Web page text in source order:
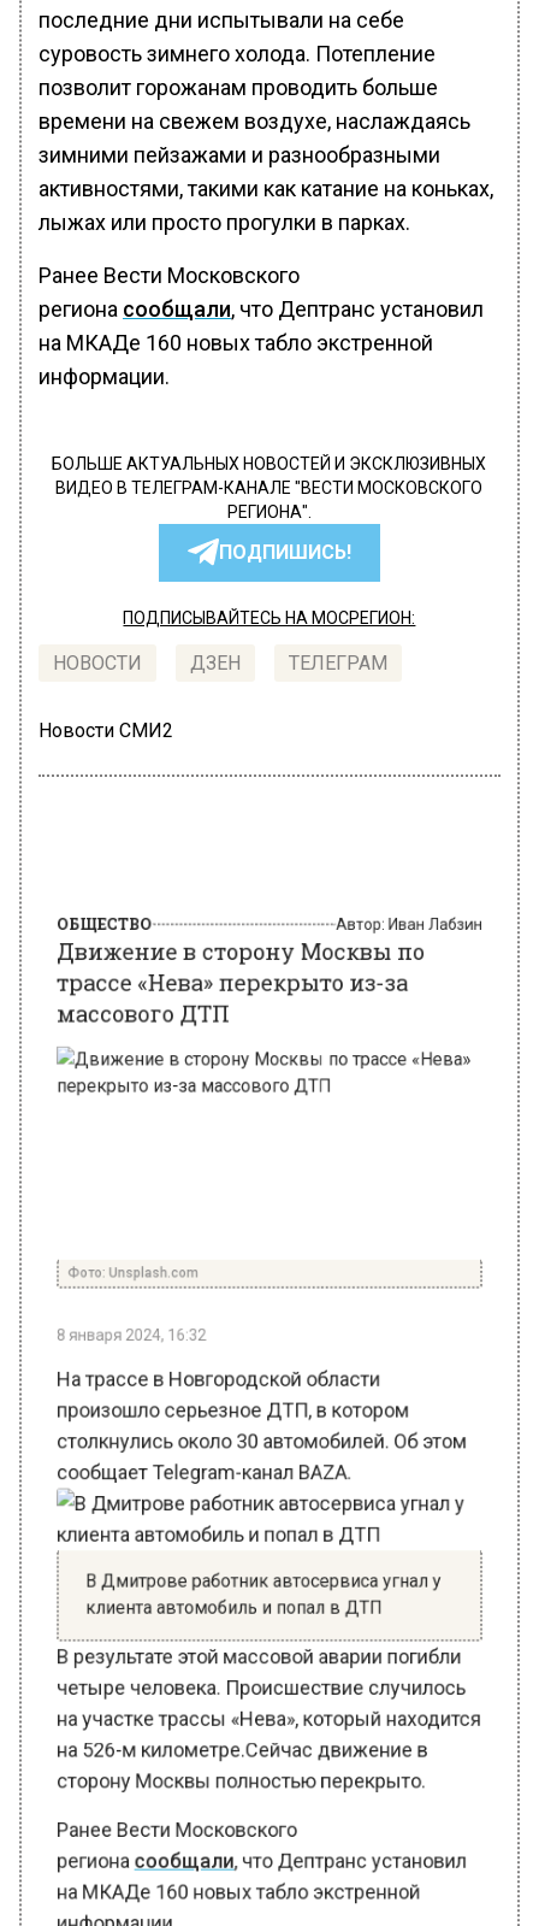
последние дни испытывали на себе
суровость зимнего холода. Потепление
позволит горожанам проводить больше
времени на свежем воздухе, наслаждаясь
зимними пейзажами и разнообразными
активностями, такими как катание на коньках,
лыжах или просто прогулки в парках.
Ранее Вести Московского
региона сообщали, что Дептранс установил
на МКАДе 160 новых табло экстренной
информации.
БОЛЬШЕ АКТУАЛЬНЫХ НОВОСТЕЙ И ЭКСКЛЮЗИВНЫХ
ВИДЕО В ТЕЛЕГРАМ-КАНАЛЕ "ВЕСТИ МОСКОВСКОГО
РЕГИОНА".
ПОДПИШИСЬ!
ПОДПИСЫВАЙТЕСЬ НА МОСРЕГИОН:
НОВОСТИ ДЗЕН ТЕЛЕГРАМ
Новости СМИ2
трассе «Нева» перекрыто из-за
массового ДТП
На трассе в Новгородской области
произошло серьезное ДТП, в котором
столкнулись около 30 автомобилей. Об этом
сообщает Telegram-канал BAZA.
В Дмитрове работник автосервиса угнал у
клиента автомобиль и попал в ДТП
В результате этой массовой аварии погибли
четыре человека. Происшествие случилось
на участке трассы «Нева», который находится
на 526-м километре.Сейчас движение в
сторону Москвы полностью перекрыто.
Ранее Вести Московского
регионасообщали, что Дептранс установил
на МКАДе 160 новых табло экстренной